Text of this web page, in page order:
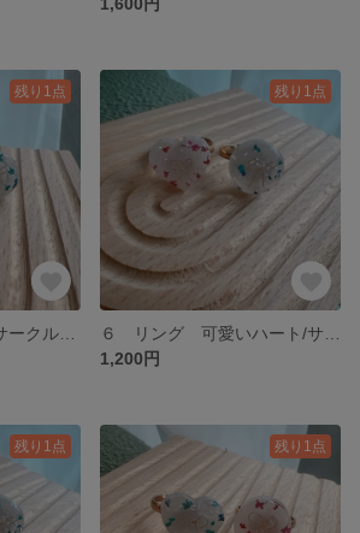
残り1点 残り1点
1,200円
残り1点 残り1点